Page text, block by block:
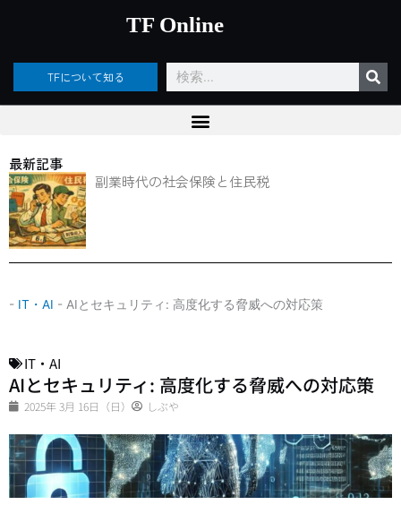
ッ
TF Online
TFについて知る
検
索
最新記事
副業時代の社会保険と住民税
- IT・AI - AIとセキュリティ: 高度化する脅威への対応策
IT・AI
AIとセキュリティ: 高度化する脅威への対応策
2025年 3月 16日（日） しぶや